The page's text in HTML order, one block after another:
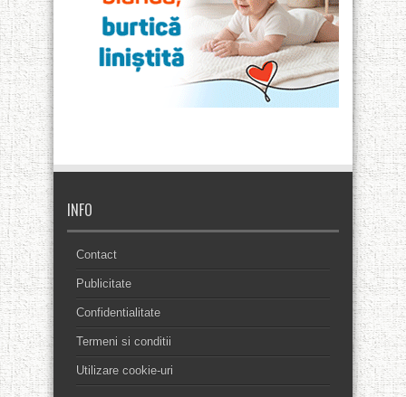
INFO
Contact
Publicitate
Confidentialitate
Termeni si conditii
Utilizare cookie-uri